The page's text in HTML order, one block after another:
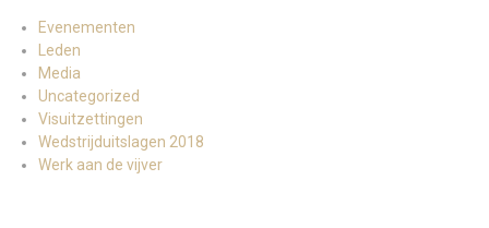
Evenementen
Leden
Media
Uncategorized
Visuitzettingen
Wedstrijduitslagen 2018
Werk aan de vijver